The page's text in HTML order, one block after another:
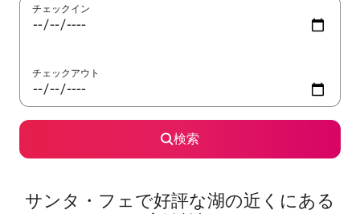
チェックイン
チェックアウト
検索
サンタ・フェで好評な湖の近くにある